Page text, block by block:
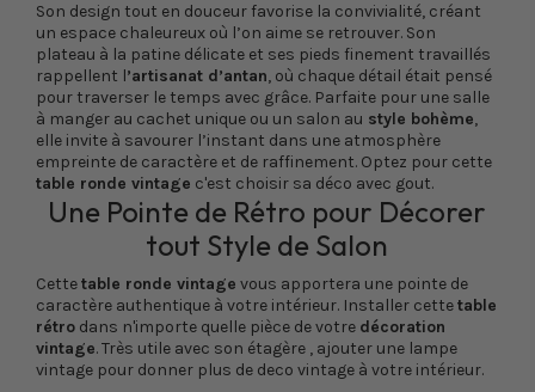
Son design tout en douceur favorise la convivialité, créant
un espace chaleureux où l’on aime se retrouver. Son
plateau à la patine délicate et ses pieds finement travaillés
rappellent l’artisanat d’antan, où chaque détail était pensé
pour traverser le temps avec grâce. Parfaite pour une salle
à manger au cachet unique ou un salon au style bohème,
elle invite à savourer l’instant dans une atmosphère
empreinte de caractère et de raffinement. Optez pour cette
table ronde vintage c'est choisir sa déco avec gout.
Une Pointe de Rétro pour Décorer
tout Style de Salon
Cettetable ronde vintage vous apportera une pointe de
caractère authentique à votre intérieur. Installer cettetable
rétro dans n'importe quelle pièce de votre décoration
vintage. Très utile avec son étagère , ajouter une lampe
vintage pour donner plus de deco vintage à votre intérieur.